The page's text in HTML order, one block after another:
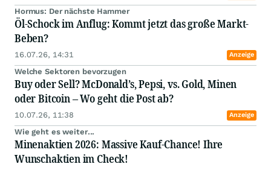
Hormus: Der nächste Hammer
Öl-Schock im Anflug: Kommt jetzt das große Markt-
Beben?
16.07.26, 14:31 Anzeige
Welche Sektoren bevorzugen
Buy oder Sell? McDonald’s, Pepsi, vs. Gold, Minen
oder Bitcoin – Wo geht die Post ab?
10.07.26, 11:38 Anzeige
Wie geht es weiter...
Minenaktien 2026: Massive Kauf-Chance! Ihre
Wunschaktien im Check!